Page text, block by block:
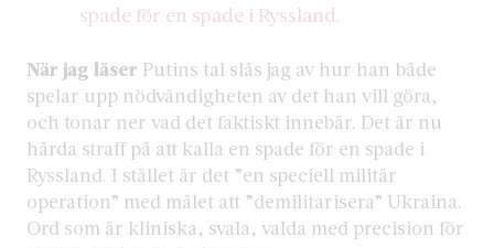
spade för en spade i Ryssland.
När jag läser Putins tal slås jag av hur han både
spelar upp nödvändigheten av det han vill göra,
och tonar ner vad det faktiskt innebär. Det är nu
hårda straff på att kalla en spade för en spade i
Ryssland. I stället är det ”en speciell militär
operation” med målet att ”demilitarisera” Ukraina.
Ord som är kliniska, svala, valda med precision för